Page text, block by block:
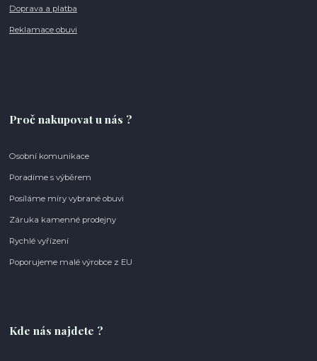
Doprava a platba
Reklamace obuvi
Proč nakupovat u nás ?
Osobní komunikace
Poradíme s výběrem
Posíláme míry vybrané obuvi
Záruka kamenné prodejny
Rychlé vyřízení
Poporujeme malé výrobce z EU
Kde nás najdete ?